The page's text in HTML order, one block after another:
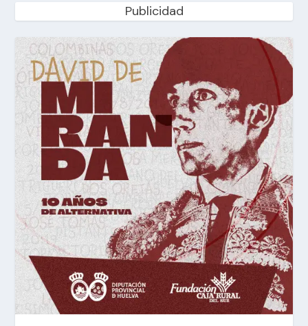
Publicidad